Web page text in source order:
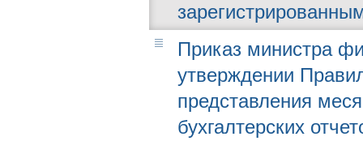
Приказ министра
утверждении
представления
бухгалтерских